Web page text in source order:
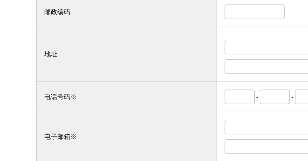
邮政编码
地址
电话号码※ - -
电子邮箱※